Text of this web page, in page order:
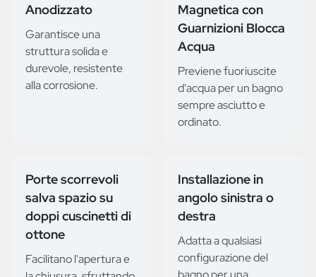
Anodizzato
Garantisce una
struttura solida e
durevole, resistente
alla corrosione.
Magnetica con
Guarnizioni Blocca
Acqua
Previene fuoriuscite
d'acqua per un bagno
sempre asciutto e
ordinato.
Porte scorrevoli
salva spazio su
doppi cuscinetti di
ottone
Facilitano l'apertura e
Installazione in
angolo sinistra o
destra
Adatta a qualsiasi
configurazione del